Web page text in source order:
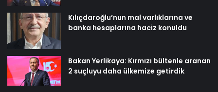
Kılıçdaroğlu’nun mal varlıklarına ve
banka hesaplarına haciz konuldu
Bakan Yerlikaya: Kırmızı bültenle aranan
2 suçluyu daha ülkemize getirdik